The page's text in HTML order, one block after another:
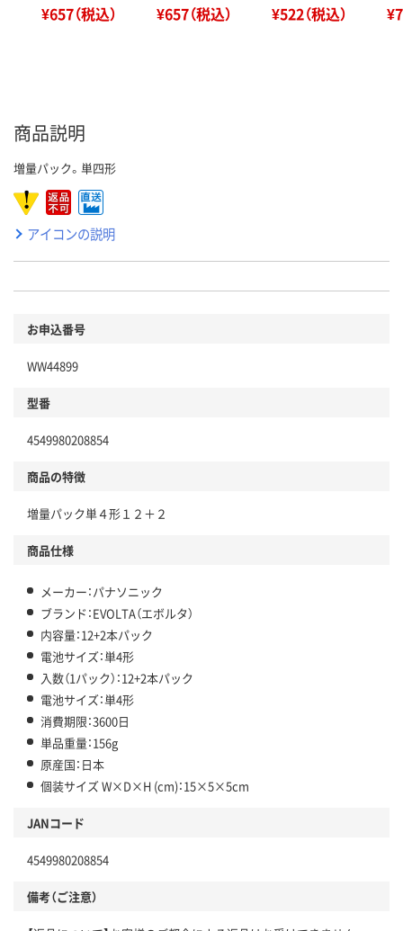
¥657（税込） ¥657（税込） ¥522（税込）
商品説明
増量パック。単四形
アイコンの説明
お申込番号
WW44899
型番
4549980208854
商品の特徴
増量パック単４形１２＋２
商品仕様
メーカー：パナソニック
ブランド：EVOLTA（エボルタ）
内容量：12+2本パック
電池サイズ：単4形
入数（1パック）：12+2本パック
電池サイズ：単4形
消費期限：3600日
単品重量：156g
原産国：日本
個装サイズ W×D×H (cm)：15×5×5cm
JANコード
4549980208854
備考（ご注意）